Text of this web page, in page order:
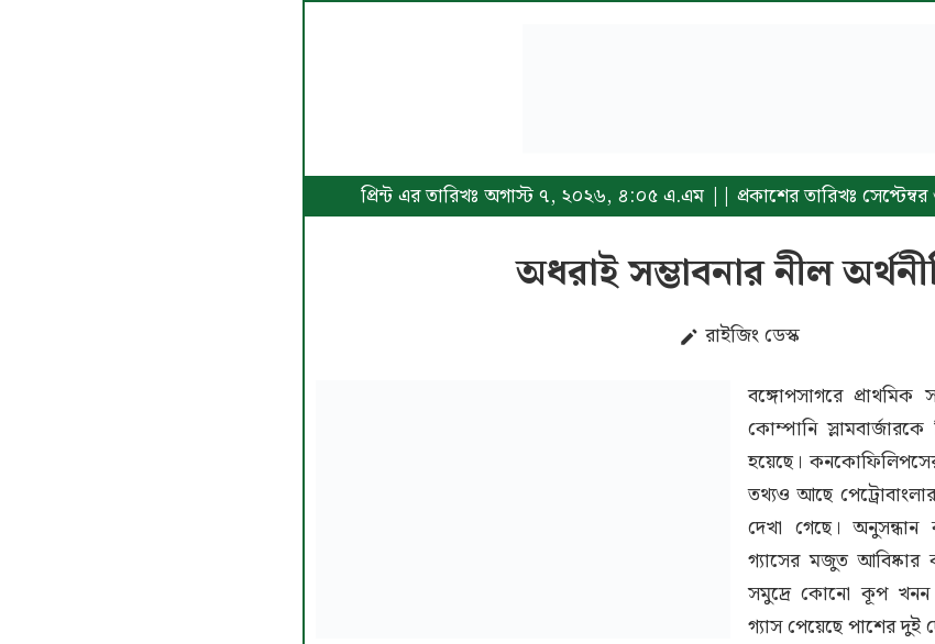
প্রিন্ট এর তারিখঃ অগাস্ট ৭, ২০২৬, ৪:০৫ এ.এম || প্রকাশের তারিখঃ
অধরাই সম্ভাবনার নীল
রাইজিং ডেস্ক
বঙ্গোপসাগরে প্রাথমিক
কোম্পানি
হয়েছে।
তথ্যও আছে
দেখা গেছে।
গ্যাসের মজুত আবিষ্কার
সমুদ্রে কোনো কূপ খনন
গ্যাস পেয়েছে পাশের দুই